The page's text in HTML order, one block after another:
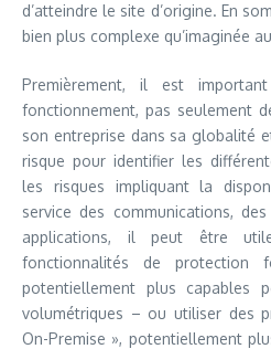
d’atteindre le site d’origine. En
bien plus complexe qu’imaginée
Premièrement, il est
fonctionnement, pas seulement
son entreprise dans sa globalité
risque pour identifier les
les risques impliquant la
service des communications,
applications, il peut être
fonctionnalités de protection
potentiellement plus capables
volumétriques – ou utiliser des
On-Premise », potentiellement